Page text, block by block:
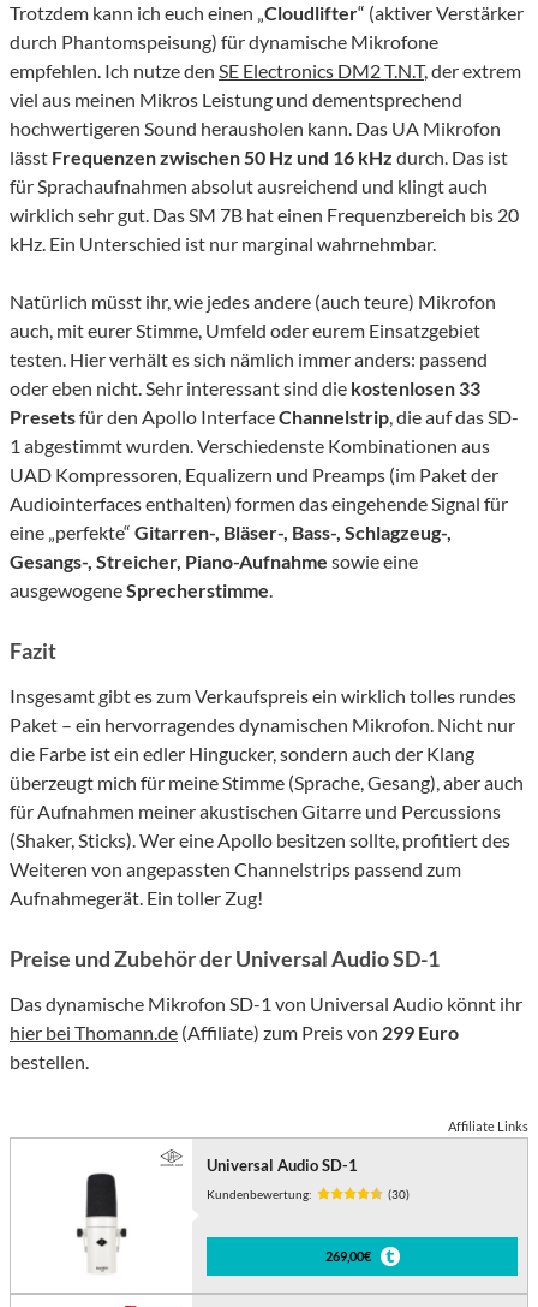
Trotzdem kann ich euch einen „Cloudlifter“ (aktiver Verstärker
durch Phantomspeisung) für dynamische Mikrofone
empfehlen. Ich nutze den SE Electronics DM2 T.N.T, der extrem
viel aus meinen Mikros Leistung und dementsprechend
hochwertigeren Sound herausholen kann. Das UA Mikrofon
lässt Frequenzen zwischen 50 Hz und 16 kHz durch. Das ist
für Sprachaufnahmen absolut ausreichend und klingt auch
wirklich sehr gut. Das SM 7B hat einen Frequenzbereich bis 20
kHz. Ein Unterschied ist nur marginal wahrnehmbar.
Natürlich müsst ihr, wie jedes andere (auch teure) Mikrofon
auch, mit eurer Stimme, Umfeld oder eurem Einsatzgebiet
testen. Hier verhält es sich nämlich immer anders: passend
oder eben nicht. Sehr interessant sind die kostenlosen 33
Presetsfür den Apollo InterfaceChannelstrip, die auf das SD-
1 abgestimmt wurden. Verschiedenste Kombinationen aus
UAD Kompressoren, Equalizern und Preamps (im Paket der
Audiointerfaces enthalten) formen das eingehende Signal für
eine „perfekte“ Gitarren-, Bläser-, Bass-, Schlagzeug-,
Gesangs-, Streicher, Piano-Aufnahme sowie eine
ausgewogeneSprecherstimme.
Fazit
Insgesamt gibt es zum Verkaufspreis ein wirklich tolles rundes
Paket – ein hervorragendes dynamischen Mikrofon. Nicht nur
die Farbe ist ein edler Hingucker, sondern auch der Klang
überzeugt mich für meine Stimme (Sprache, Gesang), aber auch
für Aufnahmen meiner akustischen Gitarre und Percussions
(Shaker, Sticks). Wer eine Apollo besitzen sollte, profitiert des
Weiteren von angepassten Channelstrips passend zum
Aufnahmegerät. Ein toller Zug!
Preise und Zubehör der Universal Audio SD-1
Das dynamische Mikrofon SD-1 von Universal Audio könnt ihr
hier bei Thomann.de (Affiliate) zum Preis von 299 Euro
bestellen.
Affiliate Links
Universal Audio SD-1
Kundenbewertung: (30)
269,00€